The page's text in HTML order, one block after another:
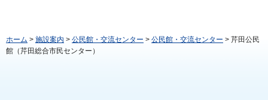
ホーム > 施設案内 > 公民館・交流センター > 公民館・交流センター > 芹田公民
館（芹田総合市民センター）